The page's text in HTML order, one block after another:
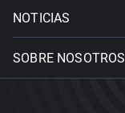
NOTICIAS
SOBRE NOSOTROS